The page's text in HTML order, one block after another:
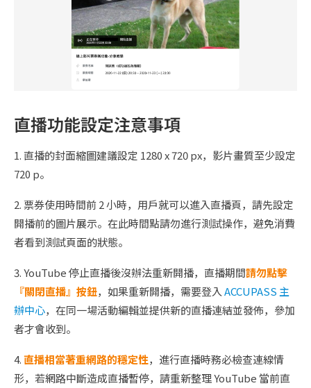
直播功能設定注意事項
1. 直播的封面縮圖建議設定 1280 x 720 px，影片畫質至少設定
720 p。
2. 票券使用時間前 2 小時，用戶就可以進入直播頁，請先設定
開播前的圖片展示。在此時間點請勿進行測試操作，避免消費
者看到測試頁面的狀態。
3. YouTube 停止直播後沒辦法重新開播，直播期間請勿點擊
『關閉直播』按鈕，如果重新開播，需要登入 ACCUPASS 主
辦中心，在同一場活動編輯並提供新的直播連結並發佈，參加
者才會收到。
4.直播相當著重網路的穩定性，進行直播時務必檢查連線情
形，若網路中斷造成直播暫停，請重新整理 YouTube 當前直